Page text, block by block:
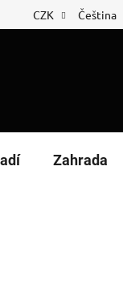
list Nákup
CZK Čeština
Zahrada